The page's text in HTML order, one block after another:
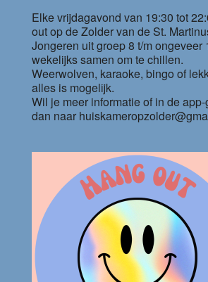
Elke vrijdagavond van 19:30 tot
out op de Zolder van de St.
Jongeren uit groep 8 t/m ongeveer
wekelijks samen om te chillen.
Weerwolven, karaoke, bingo of
alles is mogelijk.
Wil je meer informatie of in de
dan naar